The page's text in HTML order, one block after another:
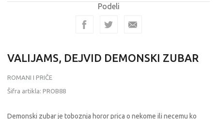
Podeli
VALIJAMS, DEJVID DEMONSKI ZUBAR
ROMANI I PRIČE
Šifra artikla: PROB88
Demonski zubar je toboznja horor prica o nekome ili necemu ko